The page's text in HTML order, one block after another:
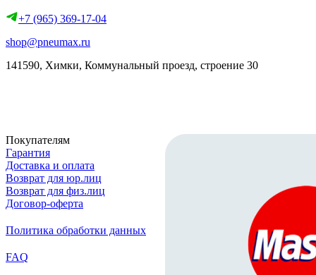
+7 (965) 369-17-04
shop@pneumax.ru
141590, Химки, Коммунальный проезд, строение 30
Покупателям
Гарантия
Доставка и оплата
Возврат для юр.лиц
Возврат для физ.лиц
Договор-оферта
Политика обработки данных
FAQ